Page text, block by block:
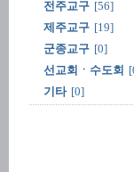
전주교구 [56]
제주교구 [19]
군종교구 [0]
선교회ㆍ수도회
기타 [0]